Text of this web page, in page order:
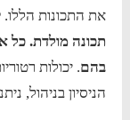
את התכונות הללו.
תכונה מולדת. כל
בהם. יכולות
הניסיון בניהול,